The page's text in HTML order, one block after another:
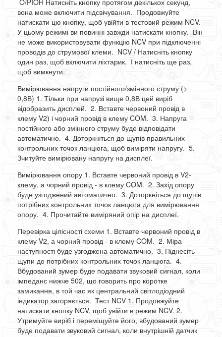
O/PIOH Натисніть кнопку протягом декількох секунд,
вона може включити підсвічування. Продовжуйте
натискати цю кнопку, щоб увійти в тестовий режим NCV.
У цьому режимі ви повинні завжди натискати кнопку. Він
не може використовувати функцію NCV при підключенні
проводів до струмової клеми. NCV / Натисніть кнопку
один раз, щоб включити ліхтарик. І натисніть ще раз,
щоб вимкнути.
Вимірювання напруги постійного/змінного струму (>
0,8В) 1. Тільки при напрузі вище 0,8В цей виріб
відобразить дисплей. 2. Вставте червоний провід в
клему V2) і чорний провід в клему COM. 3. Напруга
постійного або змінного струму буде відповідати
автоматично. 4. Доторкніться до щупів правильних
контрольних точок ланцюга, щоб виміряти напругу. 5.
Зчитуйте вимірювану напругу на дисплеї.
Вимірювання опору 1. Вставте червоний провід в V2-
клему, а чорний провід - в клему COM. 2. Захід опору
буде узгоджений автоматично. 3. Доторкніться до щупів
потрібних контрольних точок ланцюга для вимірювання
опору. 4. Прочитайте виміряний опір на дисплеї.
Перевірка цілісності схеми 1. Вставте червоний провід в
клему V2, а чорний провід - в клему COM. 2. Міра
наступності буде узгоджена автоматично. 3. Піднесіть
щупи до потрібних контрольних точок ланцюга. 4.
Вбудований зумер буде подавати звуковий сигнал, коли
імпеданс нижче 502, що говорить про коротке
замикання, в той час як центральний світлодіодний
індикатор загоряється. Тест NCV 1. Продовжуйте
натискати кнопку NCV, щоб увійти в режим NCV. 2.
Утримуйте виріб і переміщуйте його, вбудований зумер
буде подавати звуковий сигнал, коли внутрішній датчик